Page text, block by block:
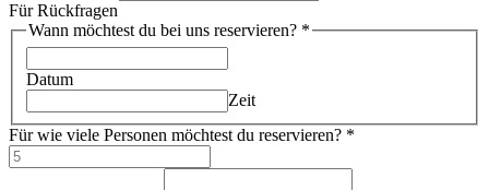
Für Rückfragen
Wann möchtest du bei uns reservieren? *
Datum
Zeit
Für wie viele Personen möchtest du reservieren? *